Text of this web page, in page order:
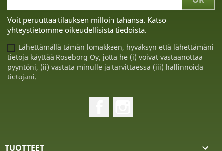
Voit peruuttaa tilauksen milloin tahansa. Katso
yhteystietomme oikeudellisista tiedoista.
Lähettämällä tämän lomakkeen, hyväksyn että lähettämäni
tietoja käyttää Roseborg Oy, jotta he (i) voivat vastaanottaa
pyyntöni, (ii) vastata minulle ja tarvittaessa (iii) hallinnoida
tietojani.
TUOTTEET 